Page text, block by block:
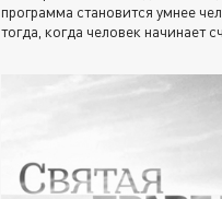
программа становится умнее
тогда, когда человек начинает